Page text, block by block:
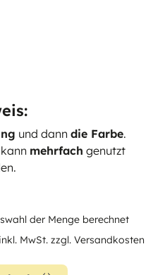
und dann die Farbe.
mehrfach genutzt
der Menge berechnet
MwSt. zzgl. Versandkosten